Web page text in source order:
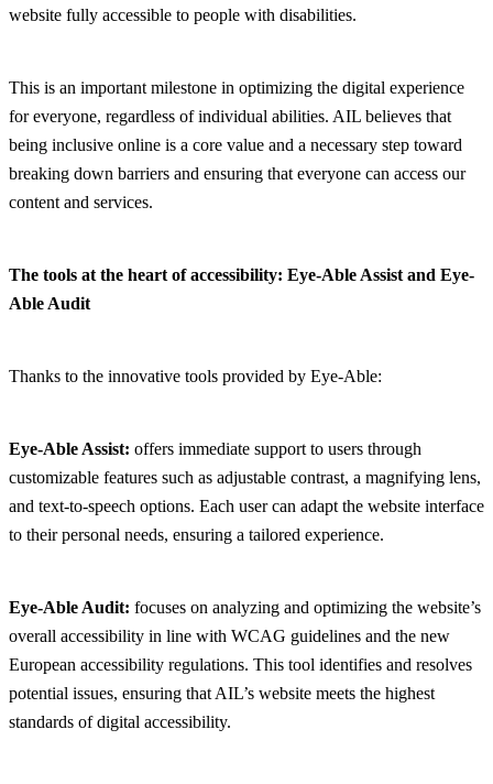
website fully accessible to people with disabilities.
This is an important milestone in optimizing the digital experience
for everyone, regardless of individual abilities. AIL believes that
being inclusive online is a core value and a necessary step toward
breaking down barriers and ensuring that everyone can access our
content and services.
The tools at the heart of accessibility: Eye-Able Assist and Eye-
Able Audit
Thanks to the innovative tools provided by Eye-Able:
Eye-Able Assist: offers immediate support to users through
customizable features such as adjustable contrast, a magnifying lens,
and text-to-speech options. Each user can adapt the website interface
to their personal needs, ensuring a tailored experience.
Eye-Able Audit: focuses on analyzing and optimizing the website’s
overall accessibility in line with WCAG guidelines and the new
European accessibility regulations. This tool identifies and resolves
potential issues, ensuring that AIL’s website meets the highest
standards of digital accessibility.